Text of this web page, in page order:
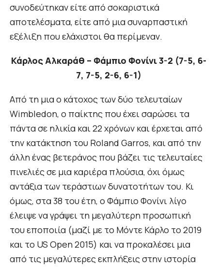
συνοδεύτηκαν είτε από σοκαριστικά
αποτελέσματα, είτε από μια συναρπαστική
εξέλιξη που ελάχιστοι θα περίμεναν.
Κάρλος Αλκαράθ – Φάμπιο Φονίνι 3-2 (7-5, 6-
7, 7-5, 2-6, 6-1)
Από τη μια ο κάτοχος των δύο τελευταίων
Wimbledon, ο παίκτης που έχει σαρώσει τα
πάντα σε ηλικία και 22 χρόνων και έρχεται από
την κατάκτηση του Roland Garrοs, και από την
άλλη ένας βετεράνος που βάζει τις τελευταίες
πινελιές σε μια καριέρα πλούσια, όχι όμως
αντάξια των τεράστιων δυνατοτήτων του. Κι
όμως, στα 38 του έτη, ο Φάμπιο Φονίνι λίγο
έλειψε να γράψει τη μεγαλύτερη προσωπική
του εποποιία (μαζί με το Μόντε Κάρλο το 2019
και το US Open 2015) και να προκαλέσει μια
από τις μεγαλύτερες εκπλήξεις στην ιστορία